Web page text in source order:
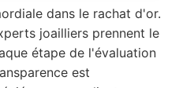
dans le rachat d'or.
joailliers prennent le
étape de l'évaluation
est